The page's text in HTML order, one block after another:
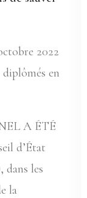
2022
en
A ÉTÉ
d’État
dans les
la